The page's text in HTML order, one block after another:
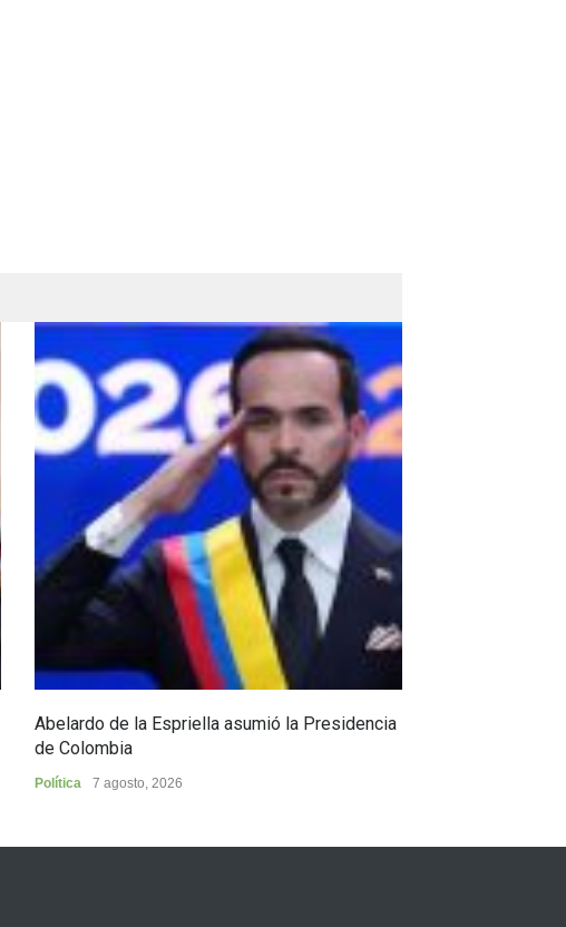
Abelardo de la Espriella asumió la Presidencia
de Colombia
Política 7 agosto, 2026